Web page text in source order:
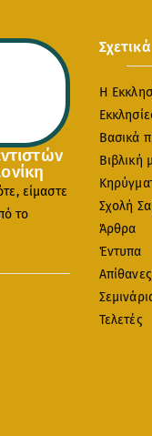
είμαστε
το
Η
Βασικά
Βιβλική
Σχολή
Άρθρα
Έντυπα
Τελετές